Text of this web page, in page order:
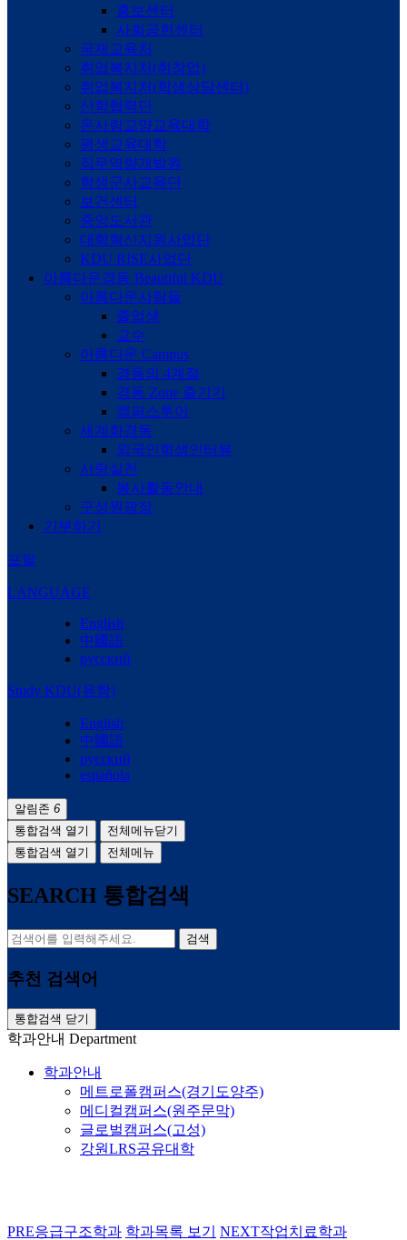
홍보센터
사회공헌센터
국제교육처
취업복지처(취창업)
취업복지처(학생상담센터)
산학협력단
온사람교양교육대학
평생교육대학
직무역량개발원
학생군사교육단
보건센터
중앙도서관
대학혁신지원사업단
KDU RISE사업단
아름다운경동 Beautiful KDU
아름다운사람들
졸업생
교수
아름다운 Campus
경동의 4계절
경동 Zone 즐기기
캠퍼스투어
세계화경동
외국인학생인터뷰
사랑실천
봉사활동안내
구성원광장
기부하기
포털
LANGUAGE
English
中國語
русский
Study KDU(유학)
English
中國語
русский
española
알림존 6
통합검색 열기
전체메뉴닫기
통합검색 열기
전체메뉴
SEARCH 통합검색
검색
추천 검색어
통합검색 닫기
학과안내 Department
학과안내
메트로폴캠퍼스(경기도양주)
메디컬캠퍼스(원주문막)
글로벌캠퍼스(고성)
강원LRS공유대학
PRE응급구조학과 학과목록 보기 NEXT작업치료학과